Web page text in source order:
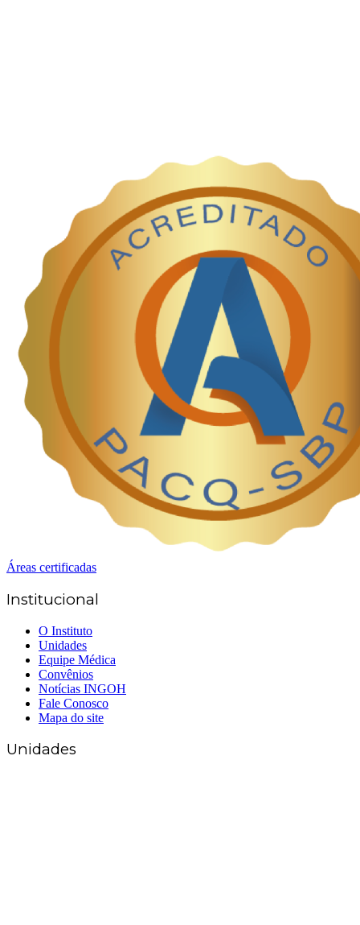
Áreas certificadas
Institucional
O Instituto
Unidades
Equipe Médica
Convênios
Notícias INGOH
Fale Conosco
Mapa do site
Unidades